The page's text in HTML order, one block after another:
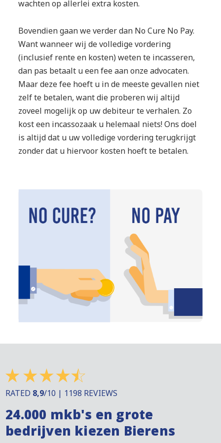
wachten op allerlei extra kosten.
Bovendien gaan we verder dan No Cure No Pay.
Want wanneer wij de volledige vordering
(inclusief rente en kosten) weten te incasseren,
dan pas betaalt u een fee aan onze advocaten.
Maar deze fee hoeft u in de meeste gevallen niet
zelf te betalen, want die proberen wij altijd
zoveel mogelijk op uw debiteur te verhalen. Zo
kost een incassozaak u helemaal niets! Ons doel
is altijd dat u uw volledige vordering terugkrijgt
zonder dat u hiervoor kosten hoeft te betalen.
RATED 8,9/10 | 1198 REVIEWS
24.000 mkb's en grote
bedrijven kiezen Bierens